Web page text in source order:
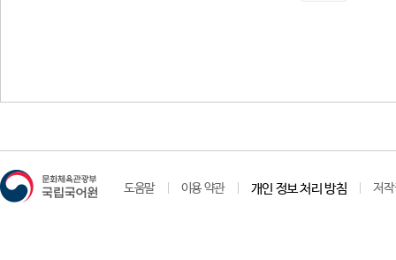
도움말 이용 약관 개인 정보 처리 방침 저